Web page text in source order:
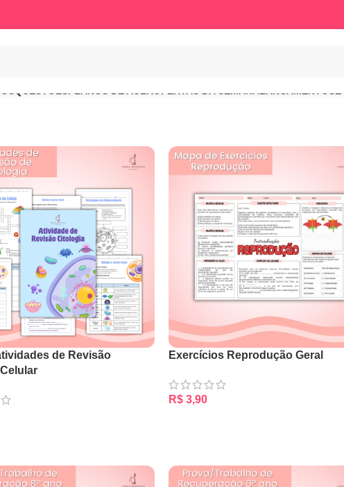
de Revisão
Exercícios Reprodução Geral
R$ 3,90